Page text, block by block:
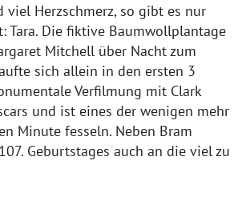
Herzschmerz, so gibt es nur
Tara. Die fiktive Baumwollplantage
Mitchell über Nacht zum
sich allein in den ersten 3
Verfilmung mit Clark
und ist eines der wenigen mehr
Minute fesseln. Neben Bram
Geburtstages auch an die viel zu